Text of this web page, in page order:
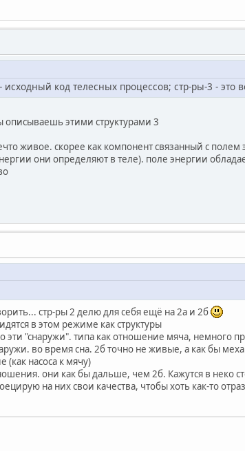
код телесных процессов; стр-ры-3 - это
описываешь этими структурами 3
живое. скорее как компонент связанный с
они определяют в теле). поле энергии
стр-ры 2 делю для себя ещё на 2а и 2б
в этом режиме как структуры
"снаружи". типа как отношение мяча, немного
во время сна. 2б точно не живые, а как бы
насоса к мячу)
они как бы дальше, чем 2б. Кажутся в неко
на них свои качества, чтобы хоть как-то